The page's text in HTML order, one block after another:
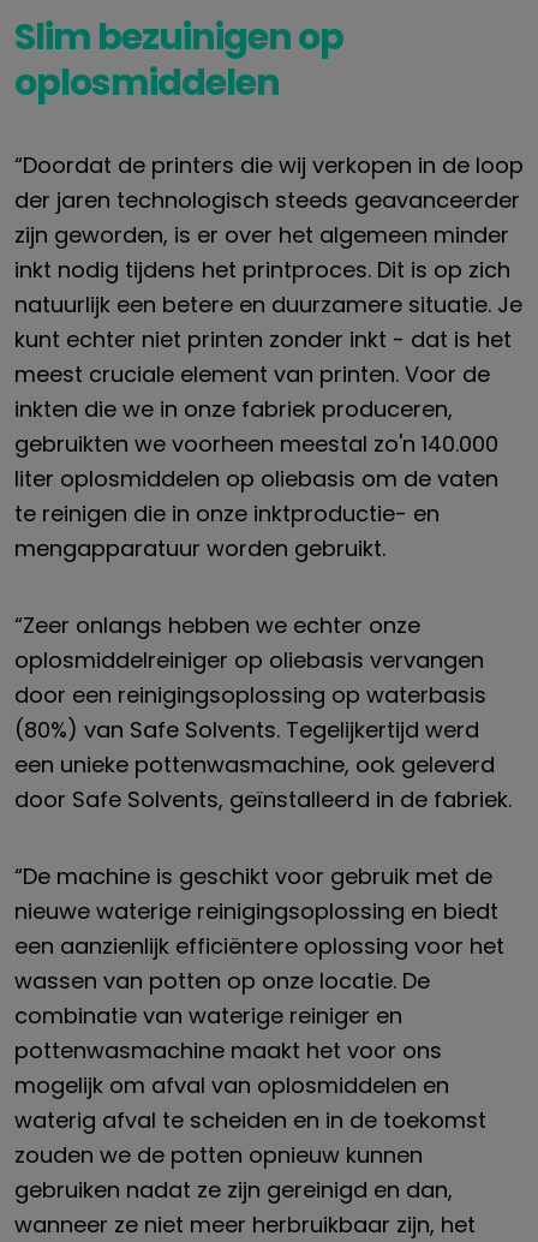
Slim bezuinigen op
oplosmiddelen
“Doordat de printers die wij verkopen in de loop
der jaren technologisch steeds geavanceerder
zijn geworden, is er over het algemeen minder
inkt nodig tijdens het printproces. Dit is op zich
natuurlijk een betere en duurzamere situatie. Je
kunt echter niet printen zonder inkt - dat is het
meest cruciale element van printen. Voor de
inkten die we in onze fabriek produceren,
gebruikten we voorheen meestal zo'n 140.000
liter oplosmiddelen op oliebasis om de vaten
te reinigen die in onze inktproductie- en
mengapparatuur worden gebruikt.
“Zeer onlangs hebben we echter onze
oplosmiddelreiniger op oliebasis vervangen
door een reinigingsoplossing op waterbasis
(80%) van Safe Solvents. Tegelijkertijd werd
een unieke pottenwasmachine, ook geleverd
door Safe Solvents, geïnstalleerd in de fabriek.
“De machine is geschikt voor gebruik met de
nieuwe waterige reinigingsoplossing en biedt
een aanzienlijk efficiëntere oplossing voor het
wassen van potten op onze locatie. De
combinatie van waterige reiniger en
pottenwasmachine maakt het voor ons
mogelijk om afval van oplosmiddelen en
waterig afval te scheiden en in de toekomst
zouden we de potten opnieuw kunnen
gebruiken nadat ze zijn gereinigd en dan,
wanneer ze niet meer herbruikbaar zijn, het